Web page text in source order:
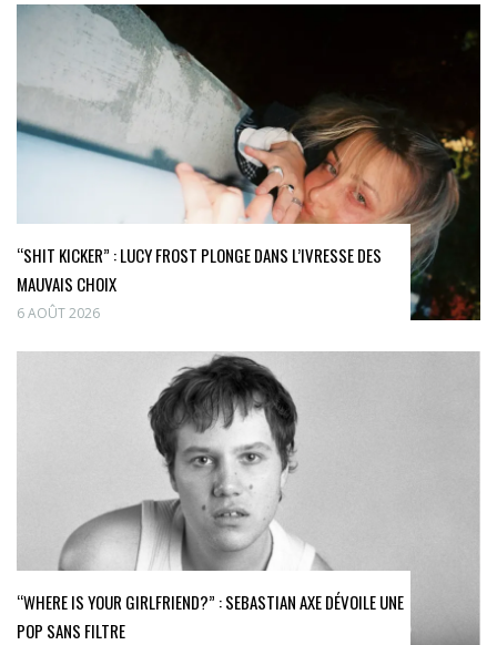
“SHIT KICKER” : LUCY FROST PLONGE DANS L’IVRESSE DES
MAUVAIS CHOIX
6 AOÛT 2026
“WHERE IS YOUR GIRLFRIEND?” : SEBASTIAN AXE DÉVOILE UNE
POP SANS FILTRE